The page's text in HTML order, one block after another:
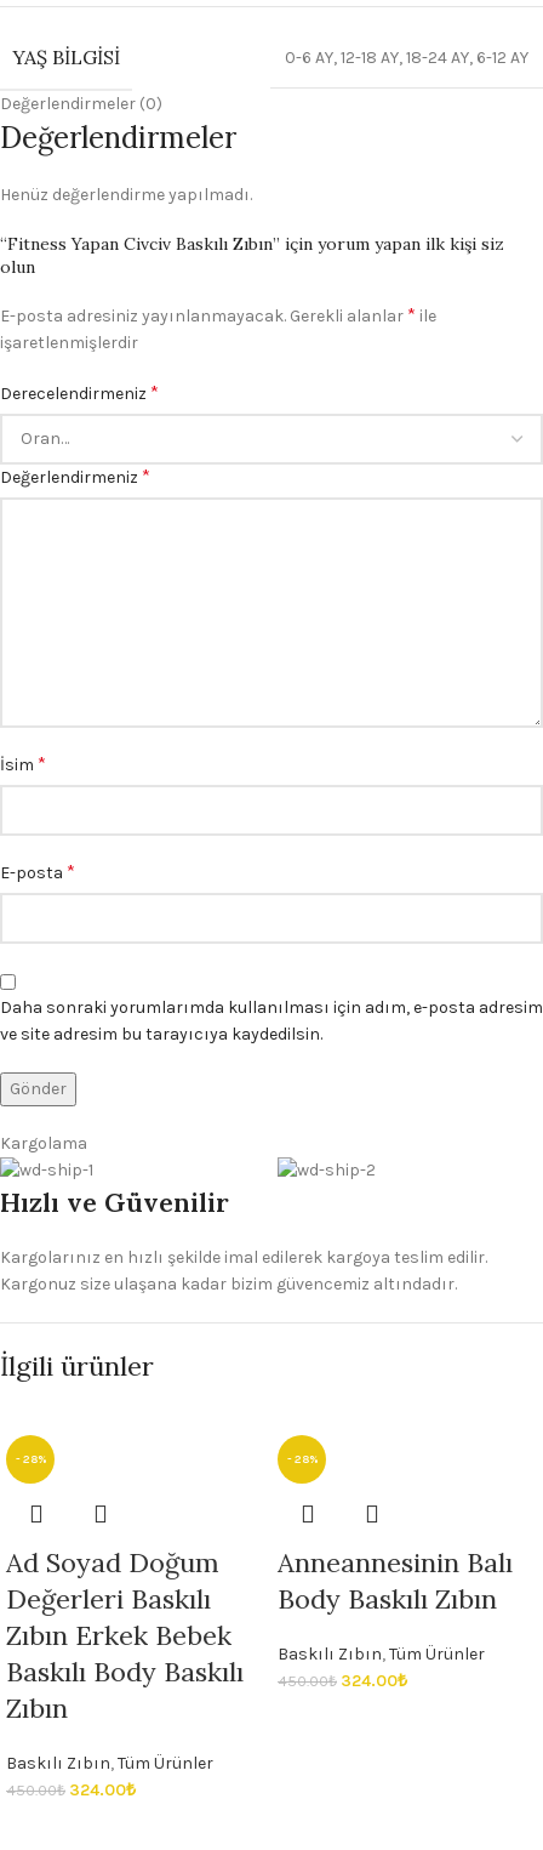
YAŞ BILGISI 0-6 AY,12-18 AY,18-24 AY, 6-12 AY
Değerlendirmeler (0)
Değerlendirmeler
Henüz değerlendirme yapılmadı.
“Fitness Yapan Civciv Baskılı Zıbın” için yorum yapan ilk kişi siz
olun
E-posta adresiniz yayınlanmayacak. Gerekli alanlar * ile
işaretlenmişlerdir
Derecelendirmeniz *
Değerlendirmeniz *
İsim *
E-posta *
Daha sonraki yorumlarımda kullanılması için adım, e-posta adresim
ve site adresim bu tarayıcıya kaydedilsin.
Kargolama
Hızlı ve Güvenilir
Kargolarınız en hızlı şekilde imal edilerek kargoya teslim edilir.
Kargonuz size ulaşana kadar bizim güvencemiz altındadır.
İlgili ürünler
- 28%
Ad Soyad Doğum
Değerleri Baskılı
Zıbın Erkek Bebek
Baskılı Body Baskılı
Zıbın
Baskılı Zıbın,Tüm Ürünler
450.00₺ 324.00₺
- 28%
Anneannesinin Balı
Body Baskılı Zıbın
Baskılı Zıbın,Tüm Ürünler
450.00₺ 324.00₺